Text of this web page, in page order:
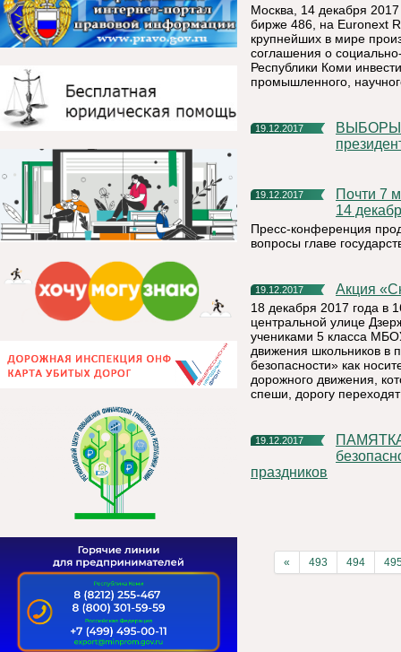
Москва, 14 декабря
бирже 486, на Euronext
крупнейших в мире
соглашения о
Республики Коми
промышленного,
19.12.2017
ВЫБОРЫ ПРЕЗИДЕНТА РОССИИ Памфилова дала старт
19.12.2017
Почти 7 млн россиян посмотрели пресс-конференцию Путина
14
Пресс-конференция
вопросы главе
19.12.2017 Акция
18 декабря 2017 года в
центральной улице
учениками 5 класса
движения школьников в
безопасности» как
дорожного движения,
спеши, дорогу
19.12.2017
ПАМЯТКА по соблюдению мер антитеррористической
праздников
« 493 494